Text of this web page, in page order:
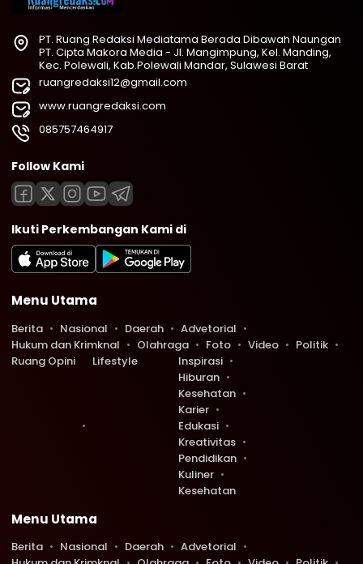
PT. Ruang Redaksi Mediatama Berada Dibawah Naungan
PT. Cipta Makora Media - Jl. Mangimpung, Kel. Manding,
Kec. Polewali, Kab.Polewali Mandar, Sulawesi Barat
ruangredaksi12@gmail.com
www.ruangredaksi.com
085757464917
Follow Kami
Ikuti Perkembangan Kami di
Menu Utama
Berita Nasional Daerah
Advetorial
Hukum dan Krimknal
Olahraga Foto Video
Politik
Ruang Opini
Lifestyle
Inspirasi
Hiburan
Kesehatan
Karier
Edukasi
Kreativitas
Pendidikan
Kuliner
Kesehatan
Menu Utama
Berita Nasional Daerah
Advetorial